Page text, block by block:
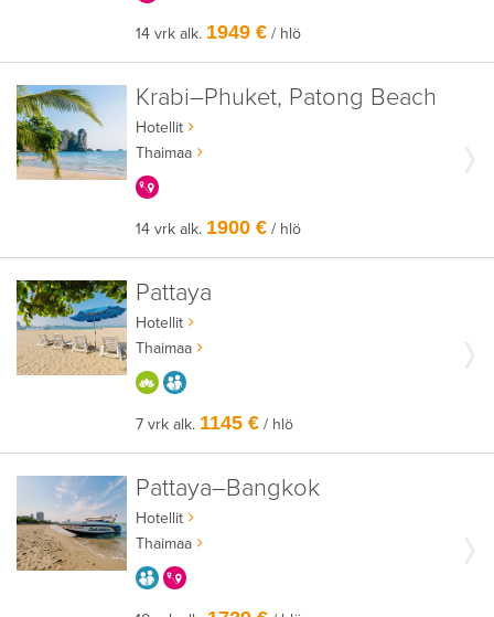
14 vrk alk. 1949 € / hlö
Krabi–Phuket, Patong Beach
Hotellit
Thaimaa
14 vrk alk. 1900 € / hlö
Pattaya
Hotellit
Thaimaa
HYVÄÄN OLOON
7 vrk alk. 1145 € / hlö
Pattaya–Bangkok
Hotellit
Thaimaa
AIKUISEEN MAKUUN